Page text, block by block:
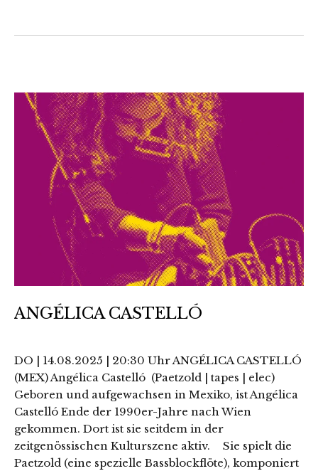
ANGÉLICA CASTELLÓ
DO | 14.08.2025 | 20:30 Uhr ANGÉLICA CASTELLÓ
(MEX) Angélica Castelló (Paetzold | tapes | elec)
Geboren und aufgewachsen in Mexiko, ist Angélica
Castelló Ende der 1990er-Jahre nach Wien
gekommen. Dort ist sie seitdem in der
zeitgenössischen Kulturszene aktiv. Sie spielt die
Paetzold (eine spezielle Bassblockflöte), komponiert